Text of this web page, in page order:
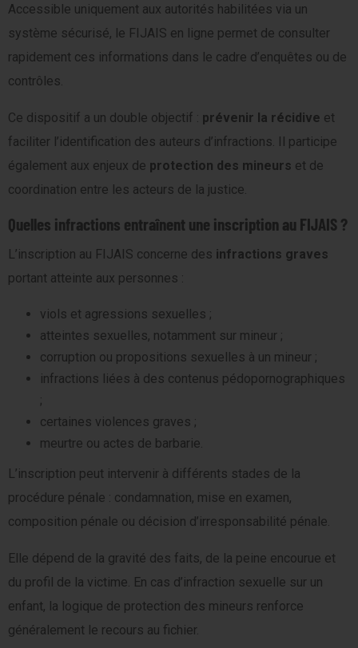
Accessible uniquement aux autorités habilitées via un
système sécurisé, le FIJAIS en ligne permet de consulter
rapidement ces informations dans le cadre d’enquêtes ou de
contrôles.
Ce dispositif a un double objectif : prévenir la récidive et
faciliter l’identification des auteurs d’infractions. Il participe
également aux enjeux de protection des mineurs et de
coordination entre les acteurs de la justice.
Quelles infractions entraînent une inscription au FIJAIS ?
L’inscription au FIJAIS concerne des infractions graves
portant atteinte aux personnes :
viols et agressions sexuelles ;
atteintes sexuelles, notamment sur mineur ;
corruption ou propositions sexuelles à un mineur ;
infractions liées à des contenus pédopornographiques
;
certaines violences graves ;
meurtre ou actes de barbarie.
L’inscription peut intervenir à différents stades de la
procédure pénale : condamnation, mise en examen,
composition pénale ou décision d’irresponsabilité pénale.
Elle dépend de la gravité des faits, de la peine encourue et
du profil de la victime. En cas d’infraction sexuelle sur un
enfant, la logique de protection des mineurs renforce
généralement le recours au fichier.